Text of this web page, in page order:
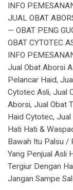
INFO
JUAL OBAT
— OBAT PENG
OBAT CYTOTEC
INFO
Jual Obat Aborsi
Pelancar Haid,
Cytotec Asli, Jual
Aborsi, Jual Obat
Haid Cytotec,
Hati Hati &
Bawah Itu Palsu /
Yang Penjual Asli
Tergiur Dengan
Jangan Sampe